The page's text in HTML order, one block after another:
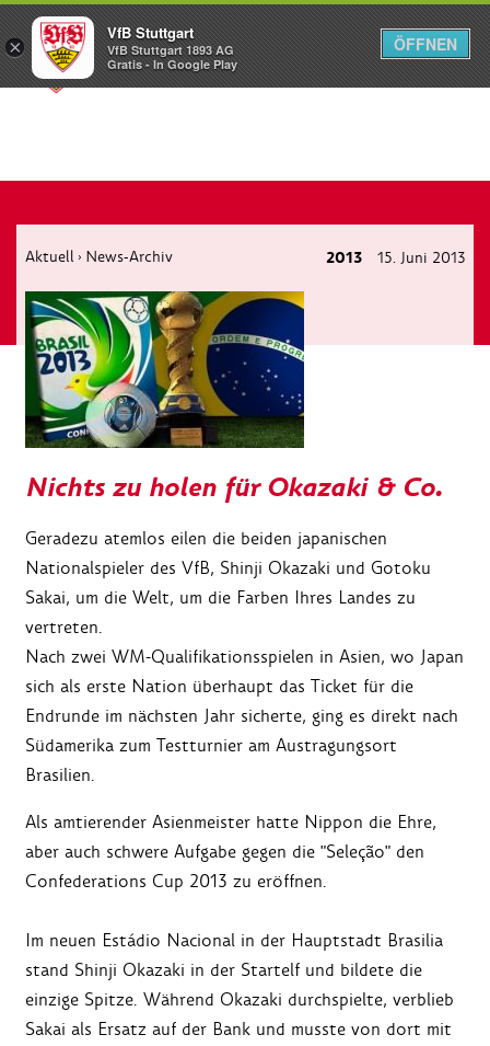
Menü
Aktuell › News-Archiv 2013 15. Juni 2013
Nichts zu holen für Okazaki & Co.
Geradezu atemlos eilen die beiden japanischen
Nationalspieler des VfB, Shinji Okazaki und Gotoku
Sakai, um die Welt, um die Farben Ihres Landes zu
vertreten.
Nach zwei WM-Qualifikationsspielen in Asien, wo Japan
sich als erste Nation überhaupt das Ticket für die
Endrunde im nächsten Jahr sicherte, ging es direkt nach
Südamerika zum Testturnier am Austragungsort
Brasilien.
Als amtierender Asienmeister hatte Nippon die Ehre,
aber auch schwere Aufgabe gegen die "Seleção" den
Confederations Cup 2013 zu eröffnen.
Im neuen Estádio Nacional in der Hauptstadt Brasilia
stand Shinji Okazaki in der Startelf und bildete die
einzige Spitze. Während Okazaki durchspielte, verblieb
Sakai als Ersatz auf der Bank und musste von dort mit
×
VfB Stuttgart
VfB Stuttgart 1893 AG
Gratis - In Google Play
ÖFFNEN